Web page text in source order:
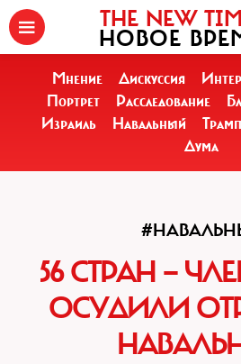
THE NEW
НОВОЕ
Мнение Дискуссия
Портрет
Расследование
Израиль
Навальный Трамп
Дума
56 СТРАН —
ОСУДИЛИ